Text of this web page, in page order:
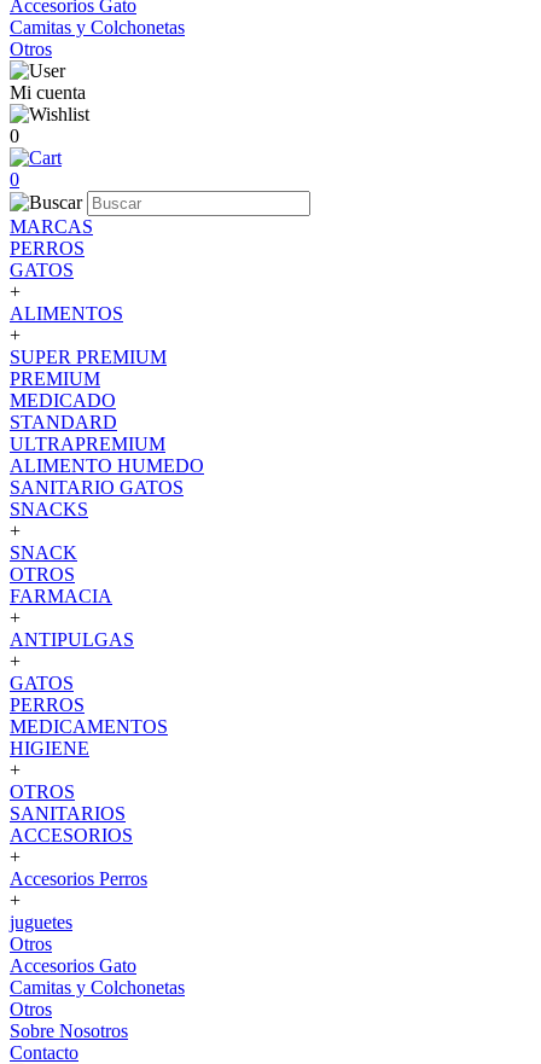
Accesorios Gato
Camitas y Colchonetas
Otros
Mi cuenta
0
0
MARCAS
PERROS
GATOS
+
ALIMENTOS
+
SUPER PREMIUM
PREMIUM
MEDICADO
STANDARD
ULTRAPREMIUM
ALIMENTO HUMEDO
SANITARIO GATOS
SNACKS
+
SNACK
OTROS
FARMACIA
+
ANTIPULGAS
+
GATOS
PERROS
MEDICAMENTOS
HIGIENE
+
OTROS
SANITARIOS
ACCESORIOS
+
Accesorios Perros
+
juguetes
Otros
Accesorios Gato
Camitas y Colchonetas
Otros
Sobre Nosotros
Contacto